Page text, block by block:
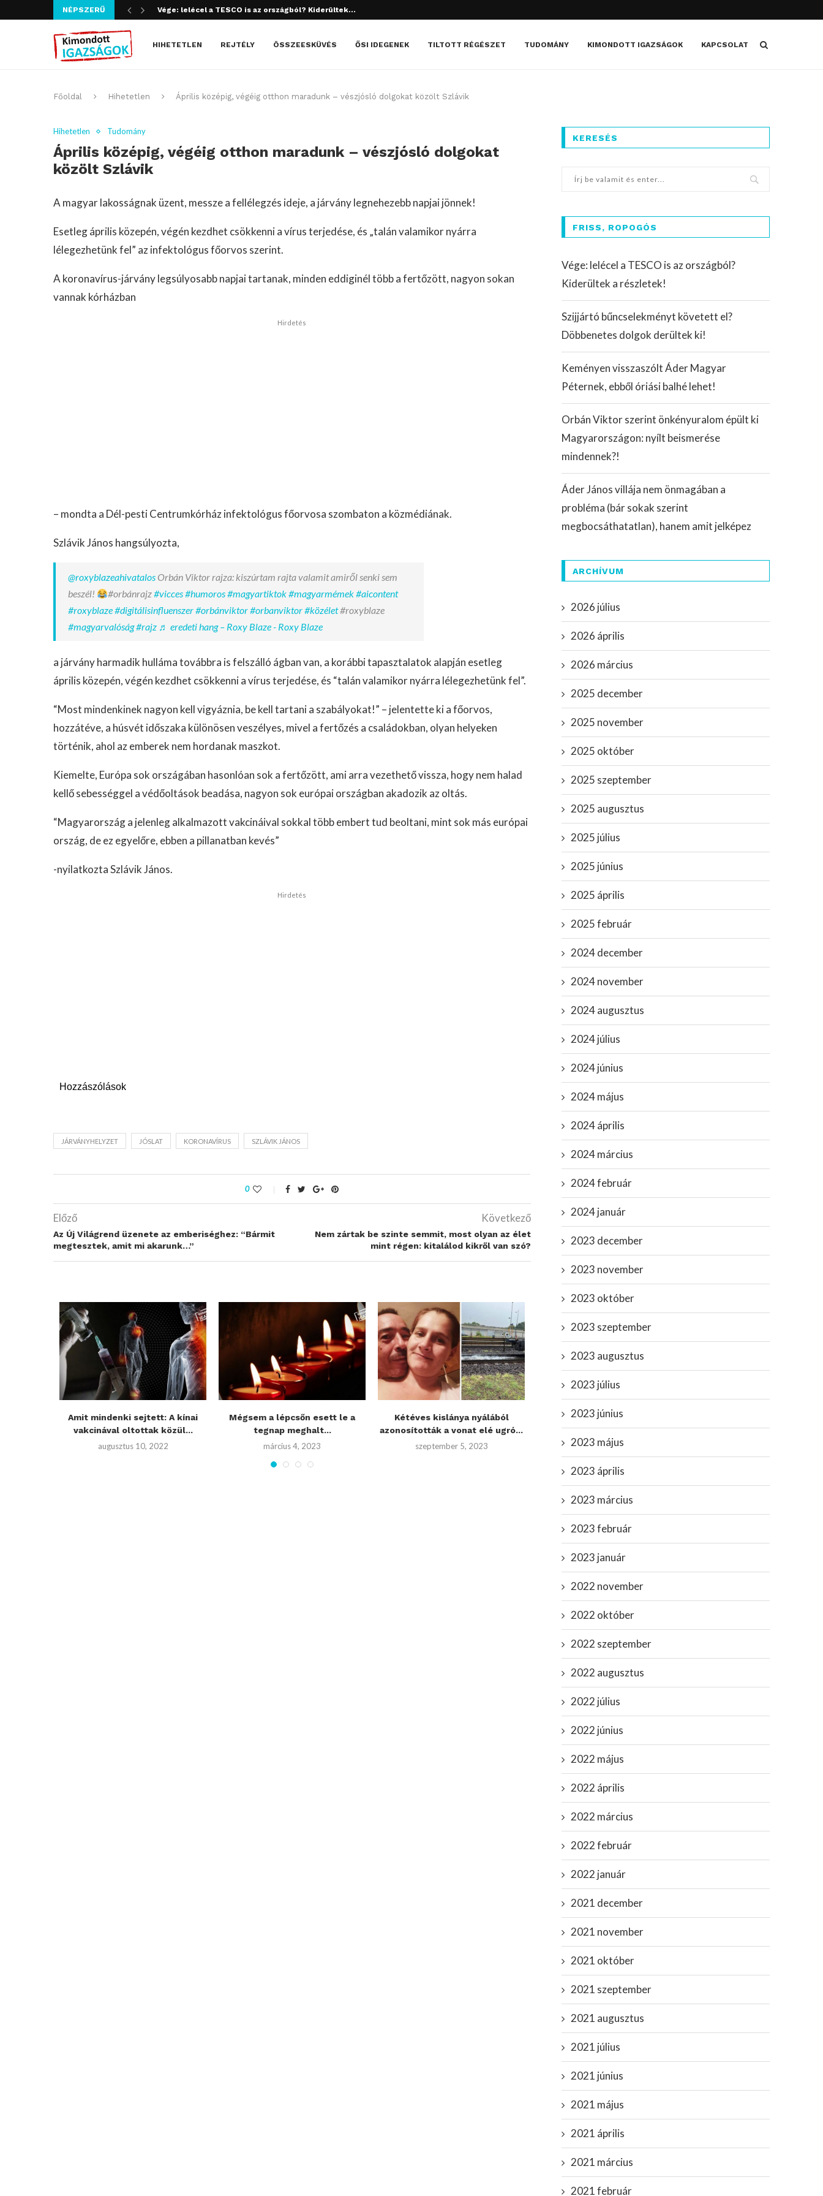
NÉPSZERŰ Vége: lelécel a TESCO is az országból? Kiderültek...
HIHETETLEN
REJTÉLY ÖSSZEESKÜVÉS ŐSI IDEGENEK TILTOTT RÉGÉSZET TUDOMÁNY KIMONDOTT IGAZSÁGOK KAPCSOLAT
Főoldal Hihetetlen Április középig, végéig otthon maradunk – vészjósló dolgokat közölt Szlávik
Hihetetlen Tudomány
Április középig, végéig otthon maradunk – vészjósló dolgokat
közölt Szlávik
A magyar lakosságnak üzent, messze a fellélegzés ideje, a járvány legnehezebb napjai jönnek!
Esetleg április közepén, végén kezdhet csökkenni a vírus terjedése, és „talán valamikor nyárra
lélegezhetünk fel” az infektológus főorvos szerint.
A koronavírus-járvány legsúlyosabb napjai tartanak, minden eddiginél több a fertőzött, nagyon sokan
vannak kórházban
Hirdetés
– mondta a Dél-pesti Centrumkórház infektológus főorvosa szombaton a közmédiának.
Szlávik János hangsúlyozta,
@roxyblazeahivatalos Orbán Viktor rajza: kiszúrtam rajta valamit amiről senki sem
beszél!
#orbánrajz#vicces#humoros#magyartiktok#magyarmémek#aicontent
#roxyblaze#digitálisinfluenszer#orbánviktor#orbanviktor#közélet#roxyblaze
#magyarvalóság#rajz ♬ eredeti hang – Roxy Blaze - Roxy Blaze
a járvány harmadik hulláma továbbra is felszálló ágban van, a korábbi tapasztalatok alapján esetleg
április közepén, végén kezdhet csökkenni a vírus terjedése, és “talán valamikor nyárra lélegezhetünk fel”.
“Most mindenkinek nagyon kell vigyáznia, be kell tartani a szabályokat!” – jelentette ki a főorvos,
hozzátéve, a húsvét időszaka különösen veszélyes, mivel a fertőzés a családokban, olyan helyeken
történik, ahol az emberek nem hordanak maszkot.
Kiemelte, Európa sok országában hasonlóan sok a fertőzött, ami arra vezethető vissza, hogy nem halad
kellő sebességgel a védőoltások beadása, nagyon sok európai országban akadozik az oltás.
“Magyarország a jelenleg alkalmazott vakcináival sokkal több embert tud beoltani, mint sok más európai
ország, de ez egyelőre, ebben a pillanatban kevés”
-nyilatkozta Szlávik János.
Hirdetés
Hozzászólások
JÁRVÁNYHELYZET JÓSLAT KORONAVÍRUS SZLÁVIK JÁNOS
0
Előző
Az Új Világrend üzenete az emberiséghez: “Bármit
megtesztek, amit mi akarunk…”
Következő
Nem zártak be szinte semmit, most olyan az élet
mint régen: kitalálod kikről van szó?
Amit mindenki sejtett: A kínai
vakcinával oltottak közül...
augusztus 10, 2022
Mégsem a lépcsőn esett le a
tegnap meghalt...
március 4, 2023
Kétéves kislánya nyálából
azonosították a vonat elé ugró...
szeptember 5, 2023
Sebestyén Balázs beleállítaná a
vasvillát a 39 éves...
február 16, 2023
harmadik világháború,
január 20, 2024
KERESÉS
FRISS, ROPOGÓS
Vége: lelécel a TESCO is az országból?
Kiderültek a részletek!
Szijjártó bűncselekményt követett el?
Döbbenetes dolgok derültek ki!
Keményen visszaszólt Áder Magyar
Péternek, ebből óriási balhé lehet!
Orbán Viktor szerint önkényuralom épült ki
Magyarországon: nyílt beismerése
mindennek?!
Áder János villája nem önmagában a
probléma (bár sokak szerint
megbocsáthatatlan), hanem amit jelképez
ARCHÍVUM
2026 július
2026 április
2026 március
2025 december
2025 november
2025 október
2025 szeptember
2025 augusztus
2025 július
2025 június
2025 április
2025 február
2024 december
2024 november
2024 augusztus
2024 július
2024 június
2024 május
2024 április
2024 március
2024 február
2024 január
2023 december
2023 november
2023 október
2023 szeptember
2023 augusztus
2023 július
2023 június
2023 május
2023 április
2023 március
2023 február
2023 január
2022 november
2022 október
2022 szeptember
2022 augusztus
2022 július
2022 június
2022 május
2022 április
2022 március
2022 február
2022 január
2021 december
2021 november
2021 október
2021 szeptember
2021 augusztus
2021 július
2021 június
2021 május
2021 április
2021 március
2021 február